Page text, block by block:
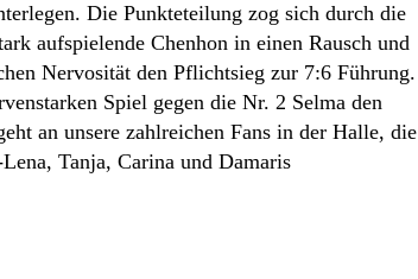
Die Punkteteilung zog sich durch die
aufspielende Chenhon in einen Rausch und
Nervosität den Pflichtsieg zur 7:6 Führung.
Spiel gegen die Nr. 2 Selma den
an unsere zahlreichen Fans in der Halle, die
Tanja, Carina und Damaris